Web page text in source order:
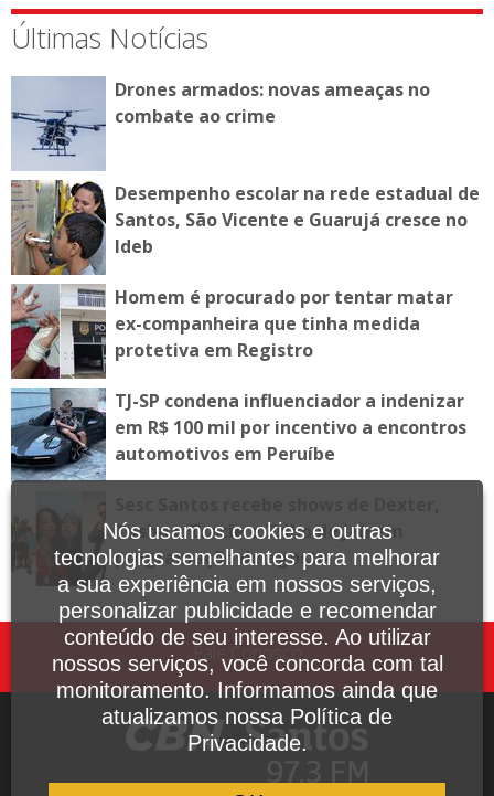
Últimas Notícias
Drones armados: novas ameaças no
combate ao crime
Desempenho escolar na rede estadual de
Santos, São Vicente e Guarujá cresce no
Ideb
Homem é procurado por tentar matar
ex-companheira que tinha medida
protetiva em Registro
TJ-SP condena influenciador a indenizar
em R$ 100 mil por incentivo a encontros
automotivos em Peruíbe
Tasha e Tracie e Tribo de Jah em
programação de agosto
Fale Conosco
Nós usamos cookies e outras
tecnologias semelhantes para melhorar
a sua experiência em nossos serviços,
personalizar publicidade e recomendar
conteúdo de seu interesse. Ao utilizar
nossos serviços, você concorda com tal
monitoramento. Informamos ainda que
atualizamos nossa Política de
Privacidade.